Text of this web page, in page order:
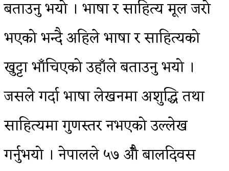
बताउनु भयो । भाषा र साहित्य मूल जरो
भएको भन्दै अहिले भाषा र साहित्यको
खुट्टा भाँचिएको उहाँले बताउनु भयो ।
जसले गर्दा भाषा लेखनमा अशुद्धि तथा
साहित्यमा गुणस्तर नभएको उल्लेख
गर्नुभयो । नेपालले ५७ औँ बालदिवस